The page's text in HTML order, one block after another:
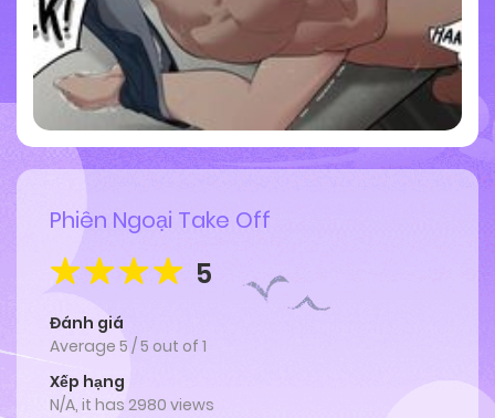
Phiên Ngoại Take Off
5
Đánh giá
Average 5 /5 out of 1
Xếp hạng
N/A, it has 2980 views